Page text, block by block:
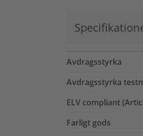
Avdragsstyrka
Avdragsstyrka
ELV compliant
Farligt gods